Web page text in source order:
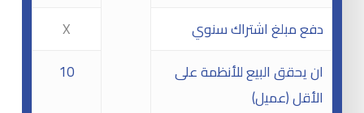
X
دفع مبلغ اشتراك سنوي
10
ان يحقق البيع للأنظمة على
الأقل (عميل)